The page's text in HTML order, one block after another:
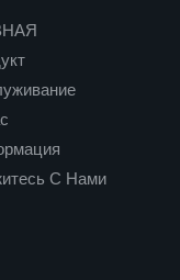
С Нами